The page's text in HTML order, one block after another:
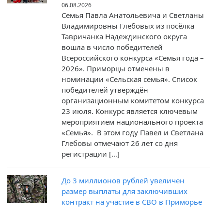
06.08.2026
Семья Павла Анатольевича и Светланы
Владимировны Глебовых из посёлка
Тавричанка Надеждинского округа
вошла в число победителей
Всероссийского конкурса «Семья года –
2026». Приморцы отмечены в
номинации «Сельская семья». Список
победителей утверждён
организационным комитетом конкурса
23 июля. Конкурс является ключевым
мероприятием национального проекта
«Семья». В этом году Павел и Светлана
Глебовы отмечают 26 лет со дня
регистрации […]
До 3 миллионов рублей увеличен
размер выплаты для заключивших
контракт на участие в СВО в Приморье